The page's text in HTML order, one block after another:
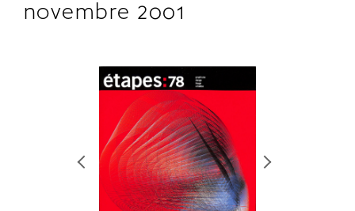
SCHOLARSHIP
RETRACE
コンサート
novembre 2001